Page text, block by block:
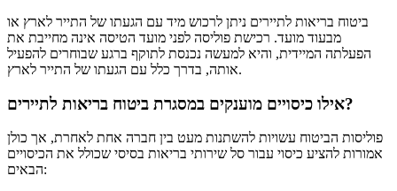
ביטוח בריאות לתיירים ניתן לרכוש מיד עם הגעתו של התייר לארץ או
מבעוד מועד. רכישת פוליסה לפני מועד הטיסה אינה מחייבת את
הפעלתה המיידית, והיא למעשה נכנסת לתוקף ברגע שבוחרים להפעיל
אותה, בדרך כלל עם הגעתו של התייר לארץ.
אילו כיסויים מוענקים במסגרת ביטוח בריאות לתיירים?
פוליסות הביטוח עשויות להשתנות מעט בין חברה אחת לאחרת, אך כולן
אמורות להציע כיסוי עבור סל שירותי בריאות בסיסי שכולל את הכיסויים
הבאים: